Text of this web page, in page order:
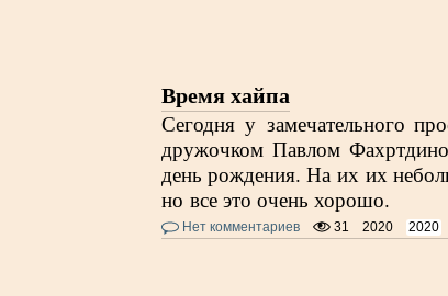
Время хайпа
Сегодня у замечательного
дружочком Павлом
день рождения. На их их
но все это очень хорошо.
Нет комментариев 31 2020 2020